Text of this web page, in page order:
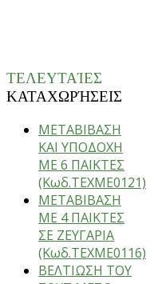
ΤΕΛΕΥΤΑΊΕΣ
ΚΑΤΑΧΩΡΉΣΕΙΣ
ΜΕΤΑΒΙΒΑΣΗ
ΚΑΙ ΥΠΟΔΟΧΗ
ΜΕ 6 ΠΑΙΚΤΕΣ
(Κωδ.ΤΕΧΜΕ0121)
ΜΕΤΑΒΙΒΑΣΗ
ΜΕ 4 ΠΑΙΚΤΕΣ
ΣΕ ΖΕΥΓΑΡΙΑ
(Κωδ.ΤΕΧΜΕ0116)
ΒΕΛΤΙΩΣΗ ΤΟΥ